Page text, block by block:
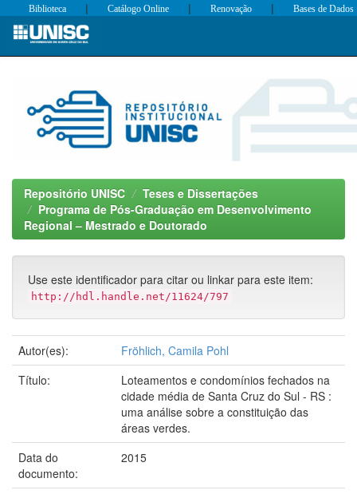
Skip
Biblioteca | Catálogo Online | Renovação | Bases de Dados
Repositório UNISC
Teses e Dissertações
Programa de Pós-Graduação em Desenvolvimento
Regional – Mestrado e Doutorado
Use este identificador para citar ou linkar para este item:
http://hdl.handle.net/11624/797
Autor(es):
Fröhlich, Camila Pohl
Título:
Loteamentos e condomínios fechados na
cidade média de Santa Cruz do Sul - RS :
uma análise sobre a constituição das
áreas verdes.
Data do
documento:
2015